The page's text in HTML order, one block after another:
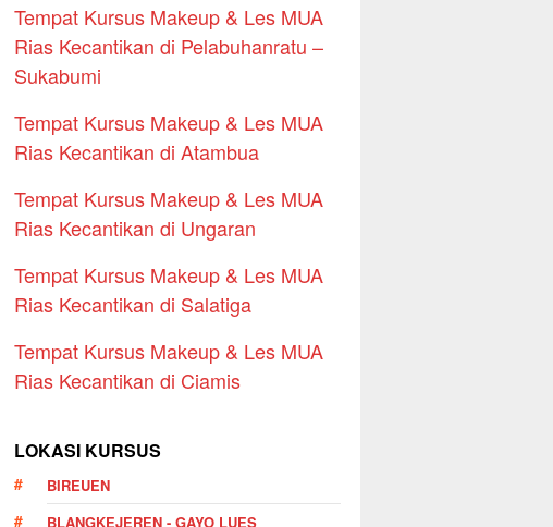
Tempat Kursus Makeup & Les MUA
Rias Kecantikan di Pelabuhanratu –
Sukabumi
Tempat Kursus Makeup & Les MUA
Rias Kecantikan di Atambua
Tempat Kursus Makeup & Les MUA
Rias Kecantikan di Ungaran
Tempat Kursus Makeup & Les MUA
Rias Kecantikan di Salatiga
Tempat Kursus Makeup & Les MUA
Rias Kecantikan di Ciamis
LOKASI KURSUS
BIREUEN
BLANGKEJEREN - GAYO LUES